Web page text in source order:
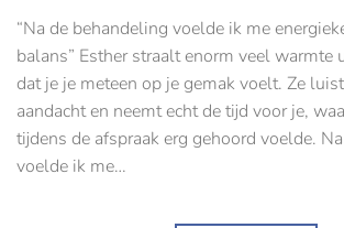
“Na de behandeling voelde ik me
balans” Esther straalt enorm veel warmte
dat je je meteen op je gemak voelt. Ze
aandacht en neemt echt de tijd voor je,
tijdens de afspraak erg gehoord voelde.
voelde ik me…